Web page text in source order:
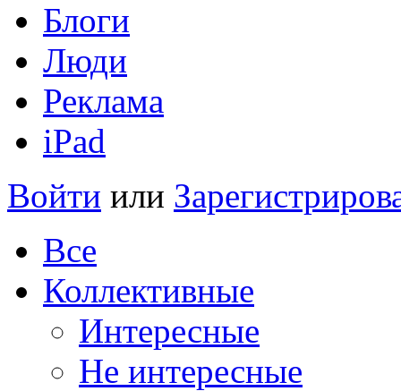
Блоги
Люди
Реклама
iPad
Войти или
Все
Коллективные
Интересные
Не интересные